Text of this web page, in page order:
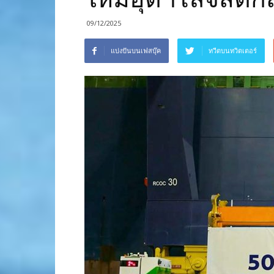
09/12/2025
แบ่งปันบนเฟสบุ๊ค ทวีตบนทวิตเตอร์